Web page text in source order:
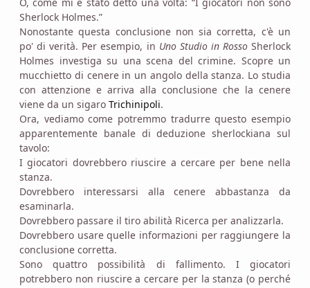
Sherlock Holmes.”
Nonostante questa conclusione non sia corretta, c'è un
po' di verità. Per esempio, in Uno Studio in RossoSherlock
Holmes investiga su una scena del crimine. Scopre un
mucchietto di cenere in un angolo della stanza. Lo studia
con attenzione e arriva alla conclusione che la cenere
viene da un sigaro Trichinipoli.
Ora, vediamo come potremmo tradurre questo esempio
apparentemente banale di deduzione sherlockiana sul
tavolo:
I giocatori dovrebbero riuscire a cercare per bene nella
stanza.
Dovrebbero interessarsi alla cenere abbastanza da
esaminarla.
Dovrebbero passare il tiro abilità Ricerca per analizzarla.
Dovrebbero usare quelle informazioni per raggiungere la
conclusione corretta.
Sono quattro possibilità di fallimento. I giocatori
potrebbero non riuscire a cercare per la stanza (o perché